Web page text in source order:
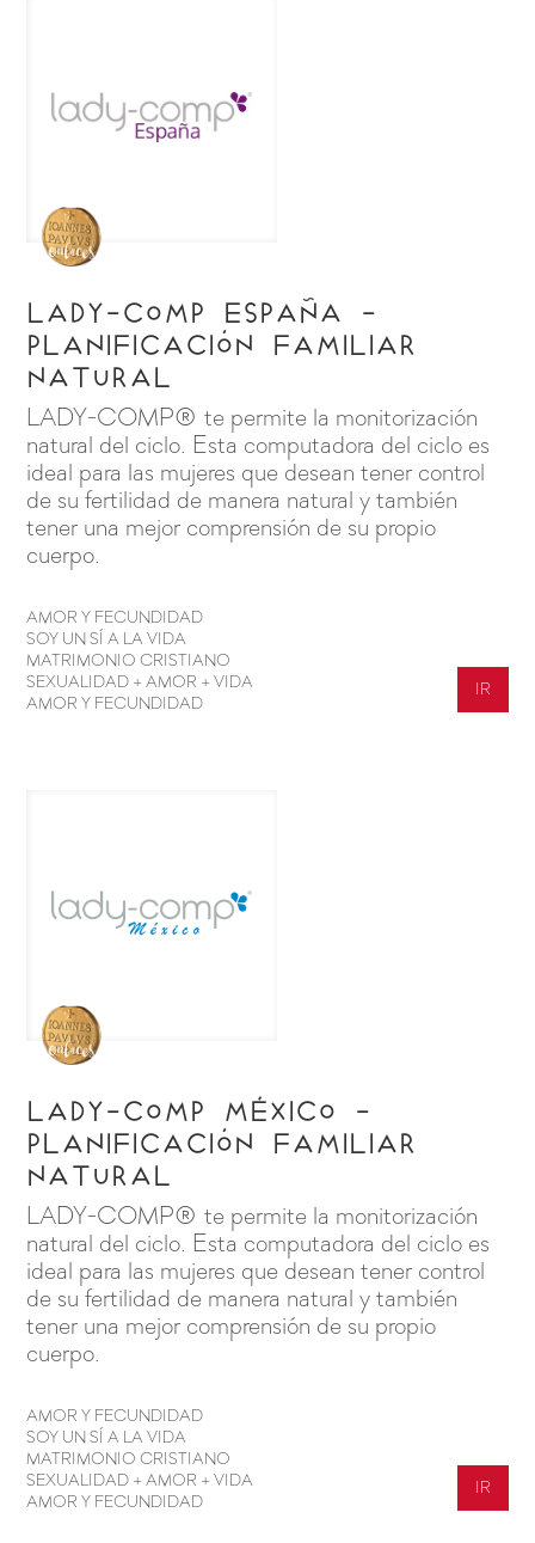
Lady-comp España -
Planificación familiar
natural
LADY-COMP® te permite la monitorización
natural del ciclo. Esta computadora del ciclo es
ideal para las mujeres que desean tener control
de su fertilidad de manera natural y también
tener una mejor comprensión de su propio
cuerpo.
AMOR Y FECUNDIDAD
SOY UN SÍ A LA VIDA
MATRIMONIO CRISTIANO
SEXUALIDAD + AMOR + VIDA
AMOR Y FECUNDIDAD
IR
Lady-comp México -
Planificación familiar
natural
LADY-COMP® te permite la monitorización
natural del ciclo. Esta computadora del ciclo es
ideal para las mujeres que desean tener control
de su fertilidad de manera natural y también
tener una mejor comprensión de su propio
cuerpo.
AMOR Y FECUNDIDAD
SOY UN SÍ A LA VIDA
MATRIMONIO CRISTIANO
SEXUALIDAD + AMOR + VIDA
AMOR Y FECUNDIDAD
IR